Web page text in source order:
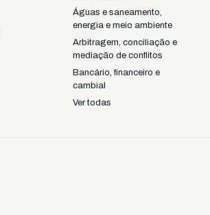
Águas e saneamento,
energia e meio ambiente
Arbitragem, conciliação e
mediação de conflitos
Bancário, financeiro e
cambial
Ver todas